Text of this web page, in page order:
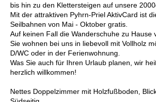
bis hin zu den Klettersteigen auf unsere
Mit der attraktiven Pyhrn-Priel AktivCard ist
Seilbahnen von Mai - Oktober gratis.
Auf keinen Fall die Wanderschuhe zu Hause
Sie wohnen bei uns in liebevoll mit Vollholz
D/WC oder in der Ferienwohnung.
Was Sie auch für Ihren Urlaub planen, wir
herzlich willkommen!
Nettes Doppelzimmer mit Holzfußboden,